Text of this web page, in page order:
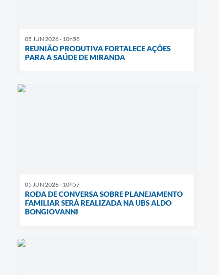
05 JUN 2026 - 10h58
REUNIÃO PRODUTIVA FORTALECE AÇÕES
PARA A SAÚDE DE MIRANDA
05 JUN 2026 - 10h57
RODA DE CONVERSA SOBRE PLANEJAMENTO
FAMILIAR SERÁ REALIZADA NA UBS ALDO
BONGIOVANNI